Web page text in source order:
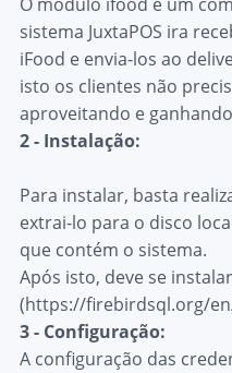
sistema JuxtaPOS ira
iFood e envia-los ao
isto os clientes não
aproveitando e
2 - Instalação:
Para instalar, basta
extrai-lo para o disco
que contém o sistema.
Após isto, deve se
(https://firebirdsql.org/
3 - Configuração:
A configuração das